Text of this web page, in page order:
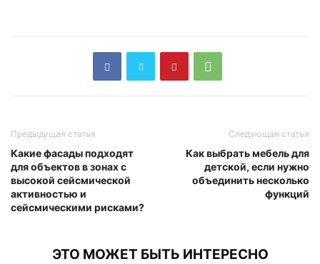
Предыдущая статья
Какие фасады подходят
для объектов в зонах с
высокой сейсмической
активностью и
сейсмическими рисками?
Следующая статья
Как выбрать мебель для
детской, если нужно
объединить несколько
функций
ЭТО МОЖЕТ БЫТЬ ИНТЕРЕСНО